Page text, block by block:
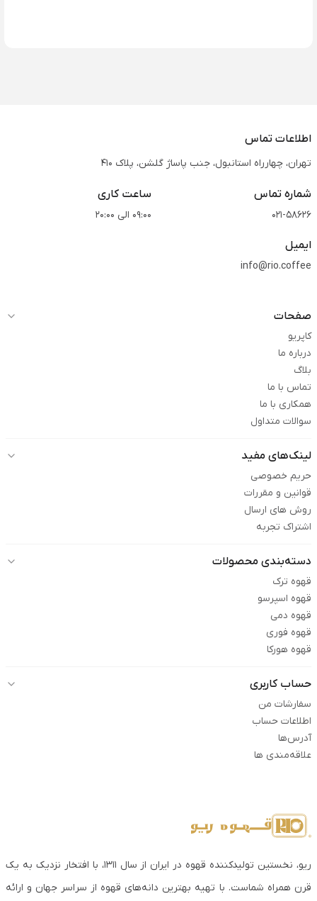
اطلاعات تماس
تهران، چهارراه استانبول، جنب پاساژ گلشن، پلاک 410
شماره تماس
021-58626
ساعت کاری
09:00 الی 20:00
ایمیل
info@rio.coffee
صفحات
کاپریو
درباره ما
بلاگ
تماس با ما
همکاری با ما
سوالات متداول
لینک‌های مفید
حریم خصوصی
قوانین و مقررات
روش های ارسال
اشتراک تجربه
دسته‌بندی محصولات
قهوه ترک
قهوه اسپرسو
قهوه دمی
قهوه فوری
قهوه هورکا
حساب کاربری
سفارشات من
اطلاعات حساب
آدرس‌ها
علاقه‌مندی ها
ریو، نخستین تولیدکننده قهوه در ایران از سال ۱۳۱۱، با افتخار نزدیک به یک
قرن همراه شماست. با تهیه بهترین دانه‌های قهوه از سراسر جهان و ارائه